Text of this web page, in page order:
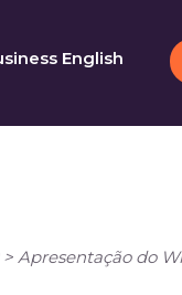
English
> Apresentação do